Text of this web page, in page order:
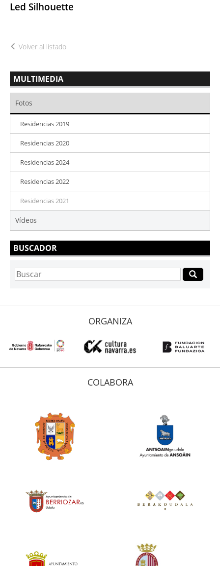
Led Silhouette
Volver al listado
MULTIMEDIA
Fotos
Residencias 2019
Residencias 2020
Residencias 2024
Residencias 2022
Residencias 2021
Vídeos
BUSCADOR
ORGANIZA
COLABORA